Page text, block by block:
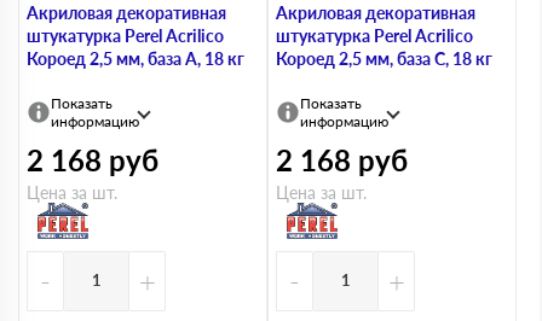
Акриловая декоративная
штукатурка Perel Acrilico
Короед 2,5 мм, база A, 18 кг
Показать
информацию
2 168 руб
Цена за шт.
- +
Акриловая декоративная
штукатурка Perel Acrilico
Короед 2,5 мм, база С, 18 кг
Показать
информацию
2 168 руб
Цена за шт.
- +